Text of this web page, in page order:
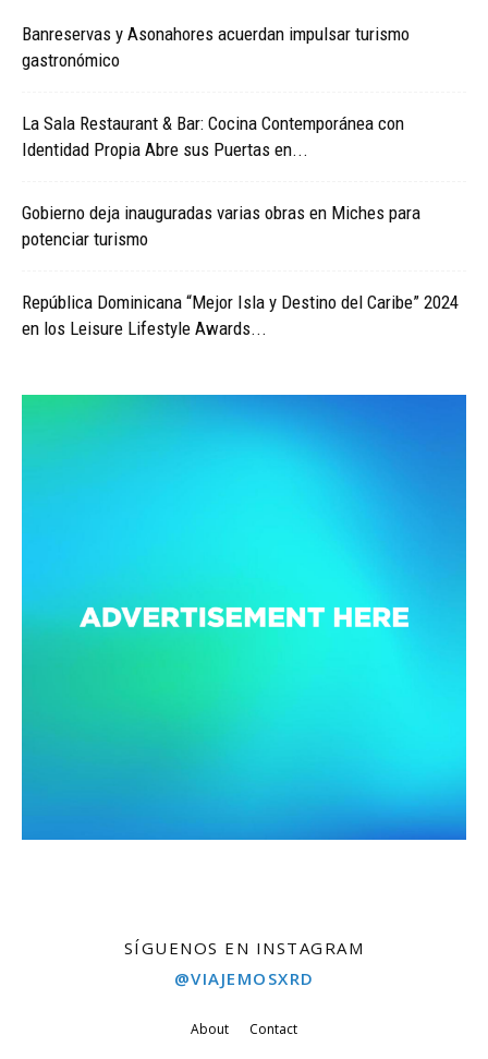
Banreservas y Asonahores acuerdan impulsar turismo
gastronómico
La Sala Restaurant & Bar: Cocina Contemporánea con
Identidad Propia Abre sus Puertas en...
Gobierno deja inauguradas varias obras en Miches para
potenciar turismo
República Dominicana “Mejor Isla y Destino del Caribe” 2024
en los Leisure Lifestyle Awards...
SÍGUENOS EN INSTAGRAM
@VIAJEMOSXRD
About Contact